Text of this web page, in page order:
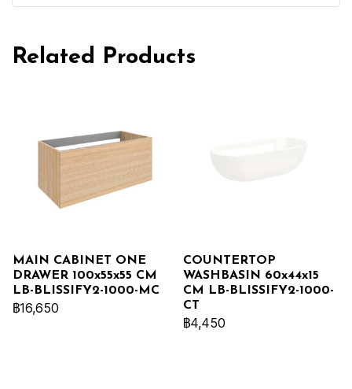
Related Products
MAIN CABINET ONE
DRAWER 100x55x55 CM
LB-BLISSIFY2-1000-MC
฿16,650
COUNTERTOP
WASHBASIN 60x44x15
CM LB-BLISSIFY2-1000-
CT
฿4,450